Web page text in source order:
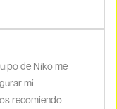
de Niko me
mi
recomiendo